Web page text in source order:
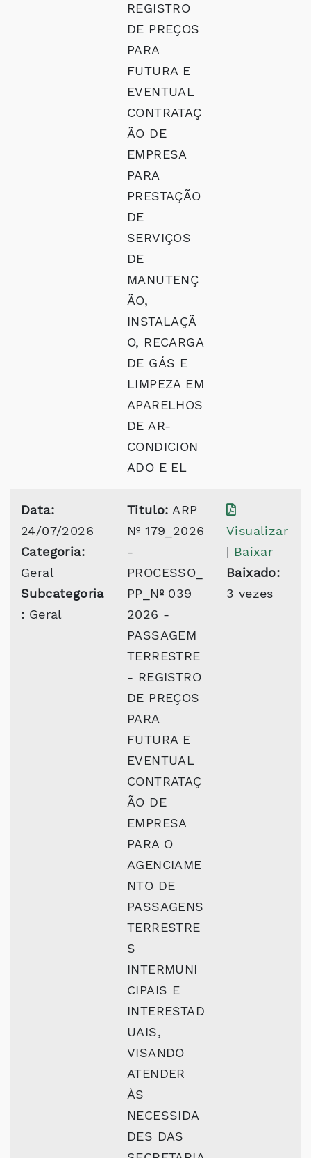
REGISTRO
DE PREÇOS
PARA
FUTURA E
EVENTUAL
CONTRATAÇ
ÃO DE
EMPRESA
PARA
PRESTAÇÃO
DE
SERVIÇOS
DE
MANUTENÇ
ÃO,
INSTALAÇÃ
O, RECARGA
DE GÁS E
LIMPEZA EM
APARELHOS
DE AR-
CONDICION
ADO E EL
Data:
24/07/2026
Categoria:
Geral
Subcategoria
: Geral
Titulo: ARP
Nº 179_2026
-
PROCESSO_
PP_Nº 039
2026 -
PASSAGEM
TERRESTRE
- REGISTRO
DE PREÇOS
PARA
FUTURA E
EVENTUAL
CONTRATAÇ
ÃO DE
EMPRESA
PARA O
AGENCIAME
NTO DE
PASSAGENS
TERRESTRE
S
INTERMUNI
CIPAIS E
INTERESTAD
UAIS,
VISANDO
ATENDER
ÀS
NECESSIDA
DES DAS
Visualizar
| Baixar
Baixado:
3 vezes